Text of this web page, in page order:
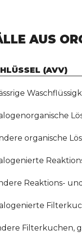
AUS
(AVV)
organische
Reaktions-
Filterkuchen,